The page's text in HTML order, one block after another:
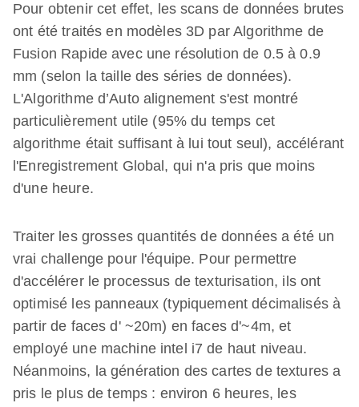
Pour obtenir cet effet, les scans de données brutes
ont été traités en modèles 3D par Algorithme de
Fusion Rapide avec une résolution de 0.5 à 0.9
mm (selon la taille des séries de données).
L'Algorithme d’Auto alignement s'est montré
particulièrement utile (95% du temps cet
algorithme était suffisant à lui tout seul), accélérant
l'Enregistrement Global, qui n'a pris que moins
d'une heure.
Traiter les grosses quantités de données a été un
vrai challenge pour l'équipe. Pour permettre
d'accélérer le processus de texturisation, ils ont
optimisé les panneaux (typiquement décimalisés à
partir de faces d' ~20m) en faces d'~4m, et
employé une machine intel i7 de haut niveau.
Néanmoins, la génération des cartes de textures a
pris le plus de temps : environ 6 heures, les